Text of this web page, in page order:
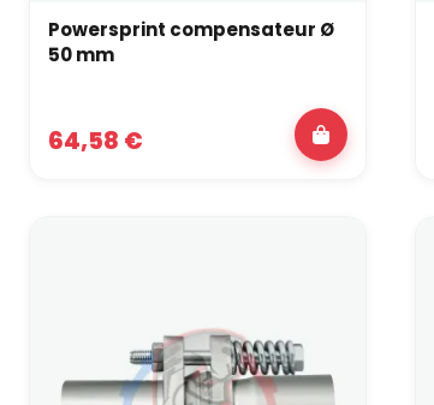
Powersprint compensateur Ø
50 mm
64,58 €